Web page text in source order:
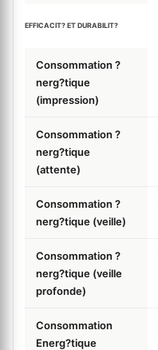
EFFICACIT? ET DURABILIT?
Consommation ?
nerg?tique
(impression)
Consommation ?
nerg?tique
(attente)
Consommation ?
nerg?tique (veille)
Consommation ?
nerg?tique (veille
profonde)
Consommation
Energ?tique